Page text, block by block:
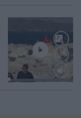
Loaded